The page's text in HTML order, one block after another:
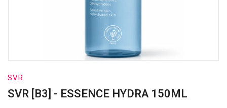
SVR
SVR [B3] - ESSENCE HYDRA 150ML